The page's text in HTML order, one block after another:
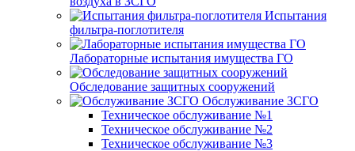
Испытания
фильтра-поглотителя
Лабораторные испытания имущества ГО
Обследование защитных сооружений
Обслуживание ЗСГО
Техническое обслуживание №1
Техническое обслуживание №2
Техническое обслуживание №3